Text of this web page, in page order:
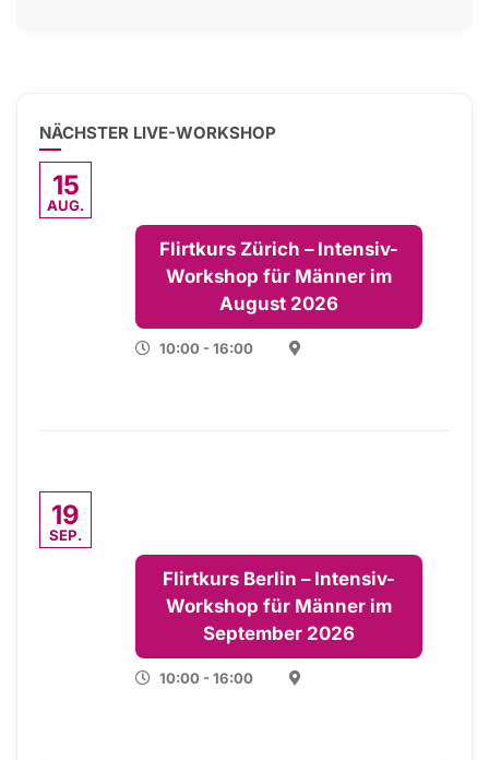
NÄCHSTER LIVE-WORKSHOP
15
AUG.
Flirtkurs Zürich – Intensiv-
Workshop für Männer im
August 2026
10:00 - 16:00
19
SEP.
Flirtkurs Berlin – Intensiv-
Workshop für Männer im
September 2026
10:00 - 16:00